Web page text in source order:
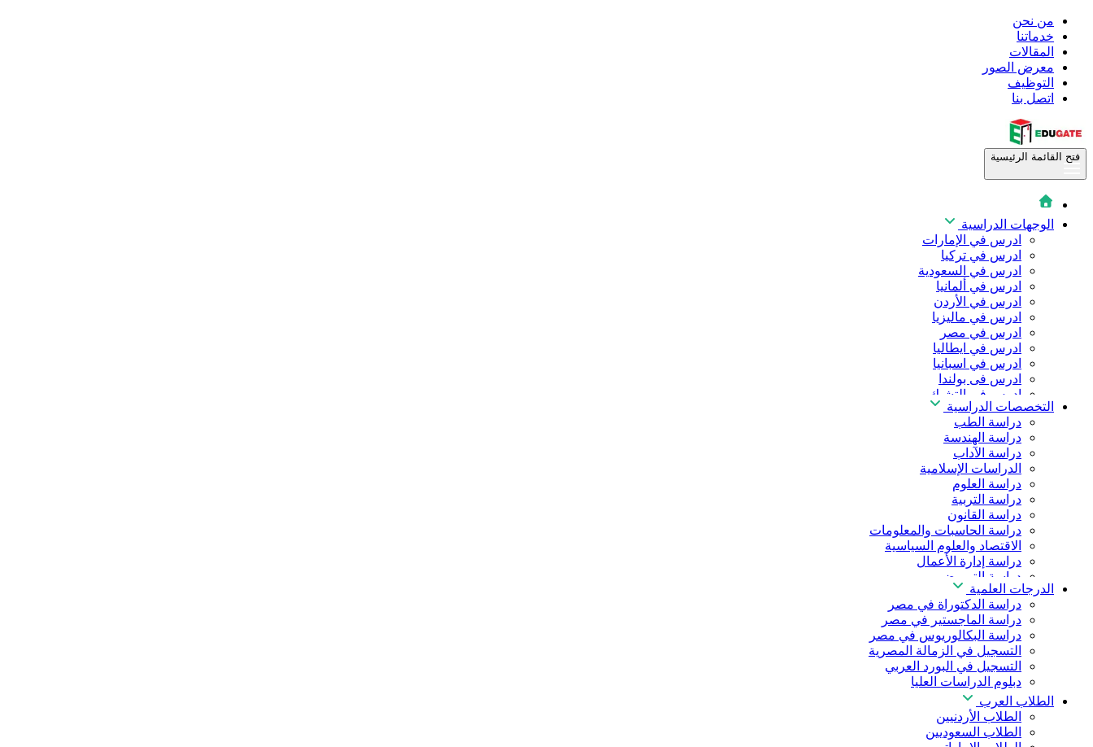
من نحن
خدماتنا
المقالات
معرض الصور
التوظيف
اتصل بنا
فتح القائمة الرئيسية
الوجهات الدراسية
ادرس في الإمارات
ادرس في تركيا
ادرس في السعودية
ادرس في ألمانيا
ادرس في الأردن
ادرس في ماليزيا
ادرس في مصر
ادرس في ايطاليا
ادرس في اسبانيا
ادرس فى بولندا
ادرس فى التشيك
ادرس في المجر
ادرس في الصين
التخصصات الدراسية
دراسة الطب
دراسة الهندسة
دراسة الآداب
الدراسات الإسلامية
دراسة العلوم
دراسة التربية
دراسة القانون
دراسة الحاسبات والمعلومات
الاقتصاد والعلوم السياسية
دراسة إدارة الأعمال
دراسة التمريض
دراسة طب الأسنان
دراسة الصيدلة
دراسة العلوم الصحية
دراسة العلاج الطبيعي
دراسة الذكاء الاصطناعي
دراسة الأمن السيبراني
الدرجات العلمية
دراسة الدكتوراة في مصر
دراسة الماجستير في مصر
دراسة البكالوريوس في مصر
التسجيل في الزمالة المصرية
التسجيل في البورد العربي
دبلوم الدراسات العليا
الطلاب العرب
الطلاب الأردنيين
الطلاب السعوديين